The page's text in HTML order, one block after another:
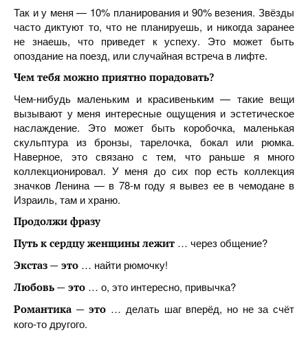
Так и у меня — 10% планирования и 90% везения. Звёзды
часто диктуют то, что не планируешь, и никогда заранее
не знаешь, что приведет к успеху. Это может быть
опоздание на поезд, или случайная встреча в лифте.
Чем тебя можно приятно порадовать?
Чем-нибудь маленьким и красивеньким — такие вещи
вызывают у меня интересные ощущения и эстетическое
наслаждение. Это может быть коробочка, маленькая
скульптура из бронзы, тарелочка, бокал или рюмка.
Наверное, это связано с тем, что раньше я много
коллекционировал. У меня до сих пор есть коллекция
значков Ленина — в 78-м году я вывез ее в чемодане в
Израиль, там и храню.
Продолжи фразу
Путь к сердцу женщины лежит … через общение?
Экстаз — это … найти рюмочку!
Любовь — это … о, это интересно, привычка?
Романтика — это … делать шаг вперёд, но не за счёт
кого-то другого.